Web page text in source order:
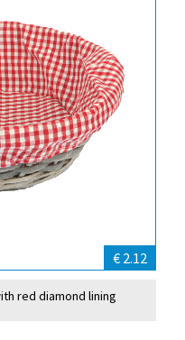
€ 2.12
red diamond lining